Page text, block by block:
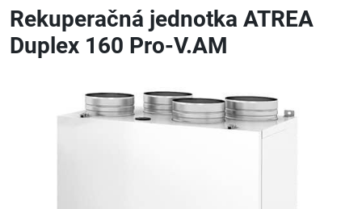
Rekuperačná jednotka ATREA
Duplex 160 Pro-V.AM